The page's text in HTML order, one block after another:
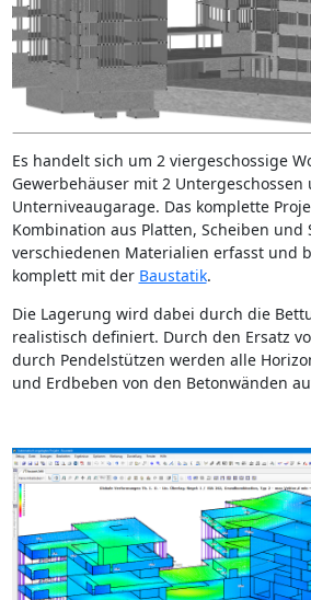
Es handelt sich um 2 viergeschossige
Gewerbehäuser mit 2 Untergeschossen
Unterniveaugarage. Das komplette
Kombination aus Platten, Scheiben und
verschiedenen Materialien erfasst und
komplett mit der Baustatik.
Die Lagerung wird dabei durch die
realistisch definiert. Durch den Ersatz
durch Pendelstützen werden alle
und Erdbeben von den Betonwänden